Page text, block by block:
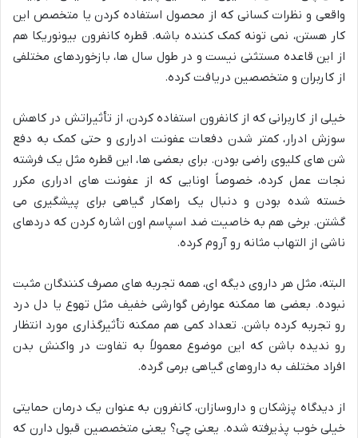
واقعی و نظرات کسانی که از محصول استفاده کردن یا متخصص این
کار هستن، نمی تونه کمک کننده باشه. قطره کانفرون بیونوریکا هم
از این قاعده مستثنی نیست و در طول سال ها، بازخوردهای مختلفی
از کاربران و متخصصین دریافت کرده.
خیلی از کاربرانی که از کانفرون استفاده کردن، از تأثیراتش در کاهش
سوزش ادرار، کمتر شدن دفعات عفونت ادراری و حتی کمک به دفع
شن های کلیوی راضی بودن. برای بعضی ها، این قطره مثل یک فرشته
نجات عمل کرده، خصوصاً اونایی که از عفونت های ادراری مکرر
خسته شده بودن و دنبال یک راهکار گیاهی برای پیشگیری می
گشتن. برخی هم به خاصیت ضد اسپاسم اون اشاره کردن که دردهای
ناشی از التهاب مثانه رو آروم کرده.
البته، مثل هر داروی دیگه ای، همه تجربه های مصرف کنندگان مثبت
نبوده. بعضی ها ممکنه عوارض گوارشی خفیف مثل تهوع یا دل درد
رو تجربه کرده باشن. تعداد کمی هم ممکنه تأثیرگذاری مورد انتظار
رو ندیده باشن که این موضوع معمولاً به تفاوت در واکنش بدن
افراد مختلف به داروهای گیاهی برمی گرده.
از دیدگاه پزشکان و داروسازان، کانفرون به عنوان یک درمان حمایتی
خیلی خوب پذیرفته شده. یعنی چی؟ یعنی متخصصین قبول دارن که